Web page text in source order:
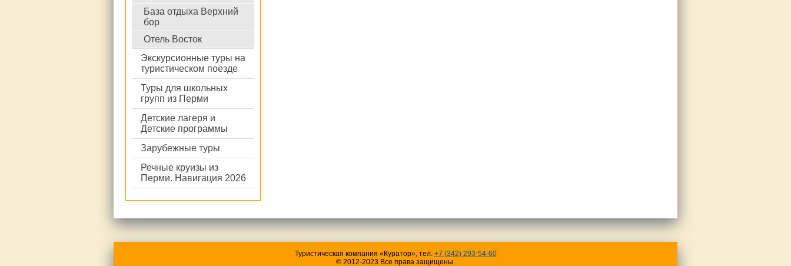
База отдыха Верхний
бор
Отель Восток
Экскурсионные туры на
туристическом поезде
Туры для школьных
групп из Перми
Детские лагеря и
Детские программы
Зарубежные туры
Речные круизы из
Перми. Навигация 2026
Туристическая компания «Куратор», тел. +7 (342) 293-54-60
© 2012-2023 Все права защищены.